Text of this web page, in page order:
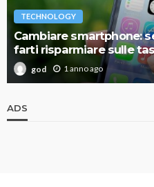
TECHNOLOGY
Cambiare smartphone:
farti risparmiare sulle
god 1 anno ago
ADS